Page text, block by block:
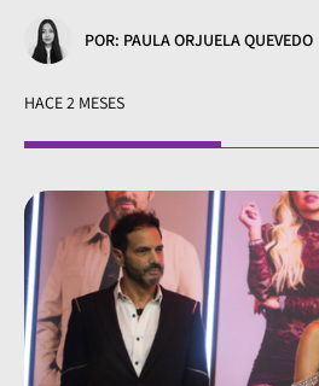
POR: PAULA ORJUELA QUEVEDO
HACE 2 MESES